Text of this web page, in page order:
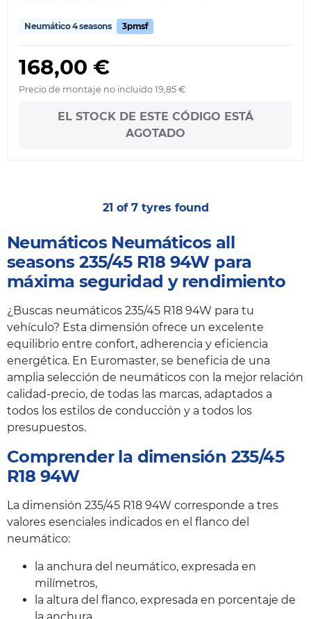
Neumático 4 seasons 3pmsf
168,00 €
Precio de montaje no incluido 19,85 €
EL STOCK DE ESTE CÓDIGO ESTÁ
AGOTADO
21 of 7 tyres found
Neumáticos Neumáticos all
seasons 235/45 R18 94W para
máxima seguridad y rendimiento
¿Buscas neumáticos 235/45 R18 94W para tu
vehículo? Esta dimensión ofrece un excelente
equilibrio entre confort, adherencia y eficiencia
energética. En Euromaster, se beneficia de una
amplia selección de neumáticos con la mejor relación
calidad-precio, de todas las marcas, adaptados a
todos los estilos de conducción y a todos los
presupuestos.
Comprender la dimensión 235/45
R18 94W
La dimensión 235/45 R18 94W corresponde a tres
valores esenciales indicados en el flanco del
neumático:
la anchura del neumático, expresada en
milímetros,
la altura del flanco, expresada en porcentaje de